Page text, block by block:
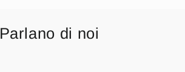
Parlano di noi